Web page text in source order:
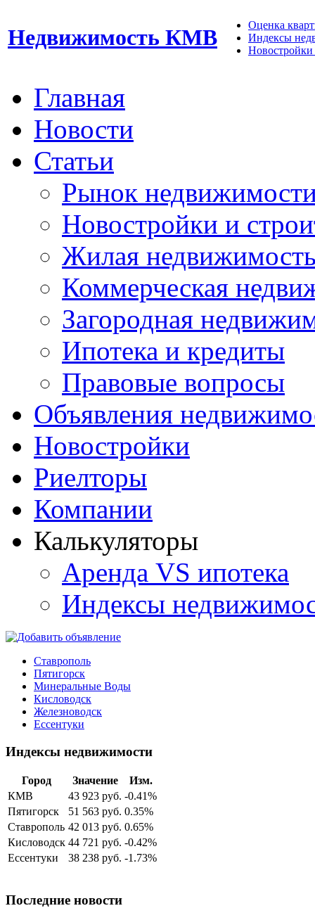
Недвижимость КМВ
Оценка
Индексы
Новостройки
Главная
Новости
Статьи
Рынок
Новостройки и
Жилая
Коммерческая
Загородная
Ипотека и кредиты
Правовые вопросы
Объявления
Новостройки
Риелторы
Компании
Калькуляторы
Аренда VS ипотека
Индексы
Ставрополь
Пятигорск
Минеральные Воды
Кисловодск
Железноводск
Ессентуки
Индексы недвижимости
Город Значение
Изм.
КМВ
43 923 руб. -0.41%
Пятигорск
51 563 руб. 0.35%
Ставрополь 42 013 руб. 0.65%
Кисловодск 44 721 руб. -0.42%
Ессентуки
38 238 руб. -1.73%
Последние новости